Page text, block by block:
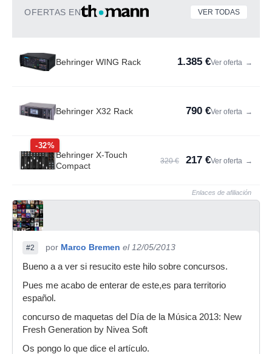
OFERTAS EN VER TODAS
Behringer WING Rack 1.385 €Ver oferta →
Behringer X32 Rack 790 €Ver oferta →
-32%
Behringer X-Touch
Compact
320 € 217 €Ver oferta →
Enlaces de afiliación
#2 por Marco Bremen el 12/05/2013
Bueno a a ver si resucito este hilo sobre concursos.
Pues me acabo de enterar de este,es para territorio
español.
concurso de maquetas del Día de la Música 2013: New
Fresh Generation by Nivea Soft
Os pongo lo que dice el artículo.